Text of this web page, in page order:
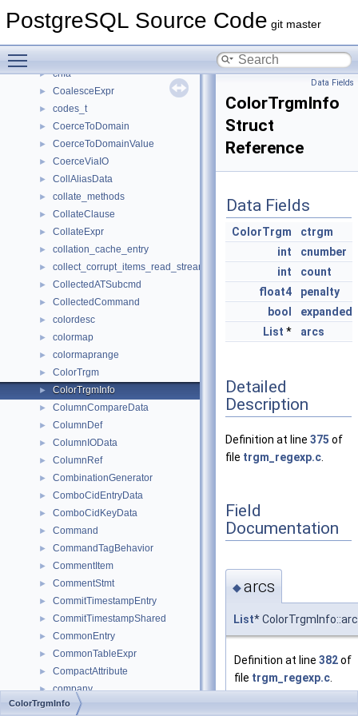
PostgreSQL Source Code git master
► CMPDAffix
► cnfa
► CoalesceExpr
► codes_t
► CoerceToDomain
► CoerceToDomainValue
► CoerceViaIO
► CollAliasData
► collate_methods
► CollateClause
► CollateExpr
► collation_cache_entry
► collect_corrupt_items_read_stream_private
► CollectedATSubcmd
► CollectedCommand
► colordesc
► colormap
► colormaprange
► ColorTrgm
► ColorTrgmInfo
► ColumnCompareData
► ColumnDef
► ColumnIOData
► ColumnRef
► CombinationGenerator
► ComboCidEntryData
► ComboCidKeyData
► Command
► CommandTagBehavior
► CommentItem
► CommentStmt
► CommitTimestampEntry
► CommitTimestampShared
► CommonEntry
► CommonTableExpr
► CompactAttribute
► company
► compare_context
Data Fields
ColorTrgmInfo
Struct
Reference
Data Fields
ColorTrgm
ctrgm
int
cnumber
int
count
float4
penalty
bool
expanded
List * arcs
Detailed
Description
Definition at line 375 of
file trgm_regexp.c
Field
Documentation
◆arcs
List*
Definition at line 382of
file trgm_regexp.c
ColorTrgmInfo